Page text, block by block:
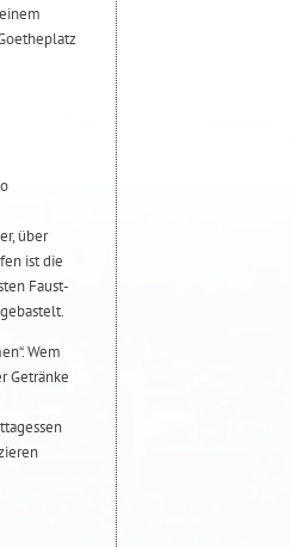
über
ist die
Faust-
Wem
Getränke